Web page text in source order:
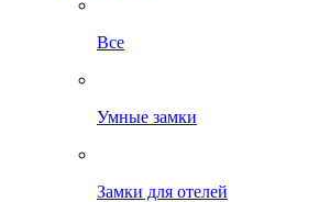
Все
Умные замки
Замки для отелей